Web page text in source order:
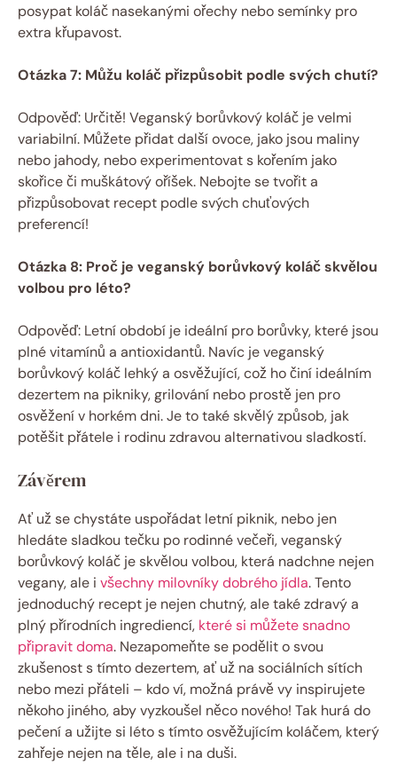
posypat koláč nasekanými ořechy nebo semínky pro
extra křupavost.
Otázka 7: Můžu koláč přizpůsobit podle svých chutí?
Odpověď: Určitě! Veganský borůvkový koláč je velmi
variabilní. Můžete přidat další ovoce, jako jsou maliny
nebo jahody, nebo experimentovat s kořením jako
skořice či muškátový oříšek. Nebojte se tvořit a
přizpůsobovat recept podle svých chuťových
preferencí!
Otázka 8: Proč je veganský borůvkový koláč skvělou
volbou pro léto?
Odpověď: Letní období je ideální pro borůvky, které jsou
plné vitamínů a antioxidantů. Navíc je veganský
borůvkový koláč lehký a osvěžující, což ho činí ideálním
dezertem na pikniky, grilování nebo prostě jen pro
osvěžení v horkém dni. Je to také skvělý způsob, jak
potěšit přátele i rodinu zdravou alternativou sladkostí.
Závěrem
Ať už se chystáte uspořádat letní piknik, nebo jen
hledáte sladkou tečku po rodinné večeři, veganský
borůvkový koláč je skvělou volbou, která nadchne nejen
vegany, ale i všechny milovníky dobrého jídla. Tento
jednoduchý recept je nejen chutný, ale také zdravý a
plný přírodních ingrediencí, které si můžete snadno
připravit doma. Nezapomeňte se podělit o svou
zkušenost s tímto dezertem, ať už na sociálních sítích
nebo mezi přáteli – kdo ví, možná právě vy inspirujete
někoho jiného, aby vyzkoušel něco nového! Tak hurá do
pečení a užijte si léto s tímto osvěžujícím koláčem, který
zahřeje nejen na těle, ale i na duši.